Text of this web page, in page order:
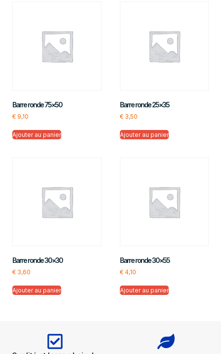
Barre ronde 75×50
€ 9,10
Ajouter au panier
Barre ronde 25×35
€3,50
Ajouter au panier
Barre ronde 30×30
€ 3,60
Ajouter au panier
Barre ronde 30×55
€4,10
Ajouter au panier